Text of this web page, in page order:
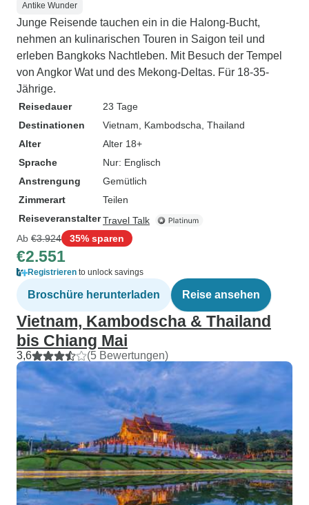
Antike Wunder
Junge Reisende tauchen ein in die Halong-Bucht,
nehmen an kulinarischen Touren in Saigon teil und
erleben Bangkoks Nachtleben. Mit Besuch der Tempel
von Angkor Wat und des Mekong-Deltas. Für 18-35-
Jährige.
Reisedauer
23 Tage
Destinationen
Vietnam , Kambodscha , Thailand
Alter
Alter 18+
Sprache
Nur: Englisch
Anstrengung
Gemütlich
Zimmerart
Teilen
ReiseveranstalterTravel Talk
Ab €3.924 35% sparen
€2.551
Registrieren to unlock savings
Broschüre herunterladen Reise ansehen
Vietnam, Kambodscha & Thailand
bis Chiang Mai
3,6 (5 Bewertungen)